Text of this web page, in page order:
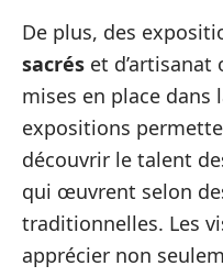
De plus, des
sacrés et
mises en place dans
expositions
découvrir le talent
qui œuvrent selon
traditionnelles. Les
apprécier non